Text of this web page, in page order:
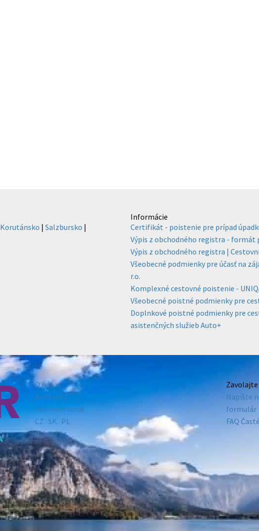
Korutánsko | Salzbursko |
Informácie
Certifikát - poistenie pre prípad
Výpis z obchodného registra - formát
Výpis z obchodného registra |
Všeobecné podmienky pre účasť na
r.o.
Komplexné cestovné poistenie -
Všeobecné poistné podmienky pre
Doplnkové poistné podmienky pre
asistenčných služieb Auto+
O nás
Kontakty
Ako rezervovať
CZ SK PL
it /es/ ös
Napíšte
formulár
FAQ